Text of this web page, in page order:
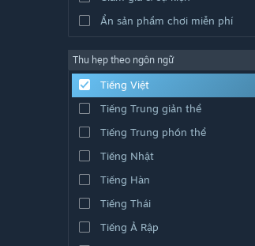
Ẩn sản phẩm chơi miễn phí
Thu hẹp theo ngôn ngữ
Tiếng Việt
Tiếng Trung giản thể
Tiếng Trung phồn thể
Tiếng Nhật
Tiếng Hàn
Tiếng Thái
Tiếng Ả Rập